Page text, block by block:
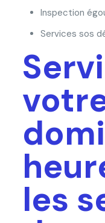
Inspection
Services sos
les